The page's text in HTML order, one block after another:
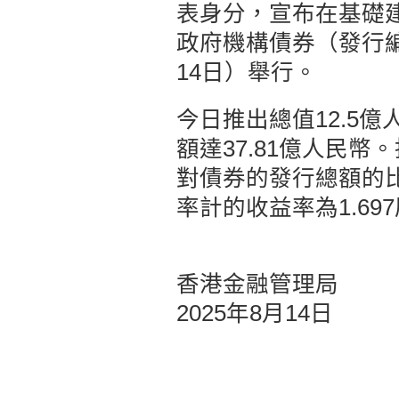
表身分，宣布在基礎
政府機構債券（發行
14日）舉行。
今日推出總值12.5億
額達37.81億人民幣
對債券的發行總額的
率計的收益率為
香港金融管理局
2025年8月14日